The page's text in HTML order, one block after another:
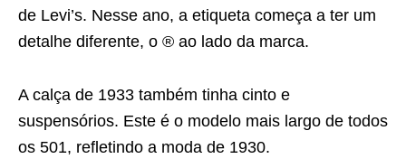
de Levi’s. Nesse ano, a etiqueta começa a ter um
detalhe diferente, o ® ao lado da marca.
A calça de 1933 também tinha cinto e
suspensórios. Este é o modelo mais largo de todos
os 501, refletindo a moda de 1930.